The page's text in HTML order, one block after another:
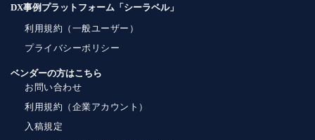
DX事例プラットフォーム「シーラベル」
利用規約（一般ユーザー）
プライバシーポリシー
ベンダーの方はこちら
お問い合わせ
利用規約（企業アカウント）
入稿規定